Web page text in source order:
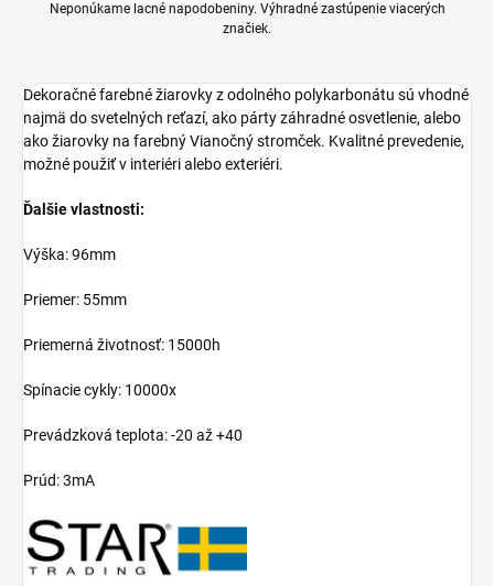
Neponúkame lacné napodobeniny. Výhradné zastúpenie viacerých
značiek.
Dekoračné farebné žiarovky z odolného polykarbonátu sú vhodné
najmä do svetelných reťazí, ako párty záhradné osvetlenie, alebo
ako žiarovky na farebný Vianočný stromček. Kvalitné prevedenie,
možné použiť v interiéri alebo exteriéri.
Ďalšie vlastnosti:
Výška: 96mm
Priemer: 55mm
Priemerná životnosť: 15000h
Spínacie cykly: 10000x
Prevádzková teplota: -20 až +40
Prúd: 3mA